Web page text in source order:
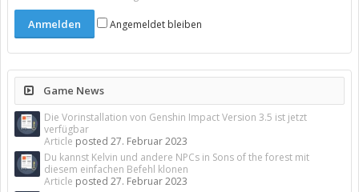
Angemeldet bleiben
Game News
Die Vorinstallation von Genshin Impact Version 3.5 ist jetzt
verfügbar
Article posted 27. Februar 2023
Du kannst Kelvin und andere NPCs in Sons of the forest mit
diesem einfachen Befehl klonen
Article posted 27. Februar 2023